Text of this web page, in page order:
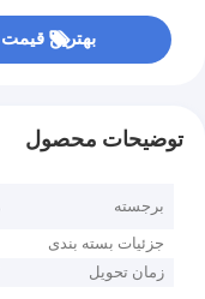
بهترین قیمت
توضیحات محصول
برجسته
جزئیات بسته بندی
زمان تحویل